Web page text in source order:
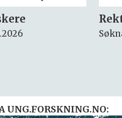
UNG.FORSKNING.NO: